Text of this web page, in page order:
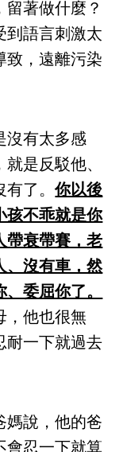
留著做什麼？
到語言刺激太
致，遠離污染
沒有太多感
是反駁他、
有了。你以後
孩不乖就是你
帶衰帶賽，老
、沒有車，然
委屈你了。
，他也很無
耐一下就過去
媽說，他的爸
會忍一下就算